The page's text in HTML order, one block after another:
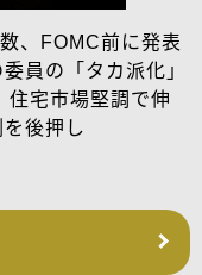
、FOMC前に発表
員の「タカ派化」
住宅市場堅調で伸
後押し